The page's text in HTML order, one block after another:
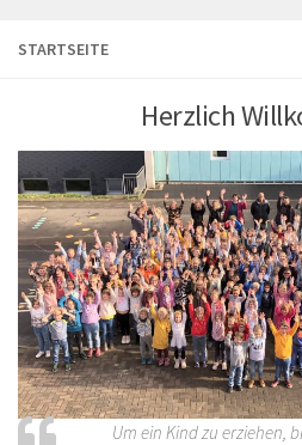
STARTSEITE
Herzlich
Um ein Kind zu erziehen,